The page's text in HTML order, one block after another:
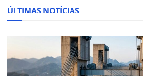
ÚLTIMAS NOTÍCIAS